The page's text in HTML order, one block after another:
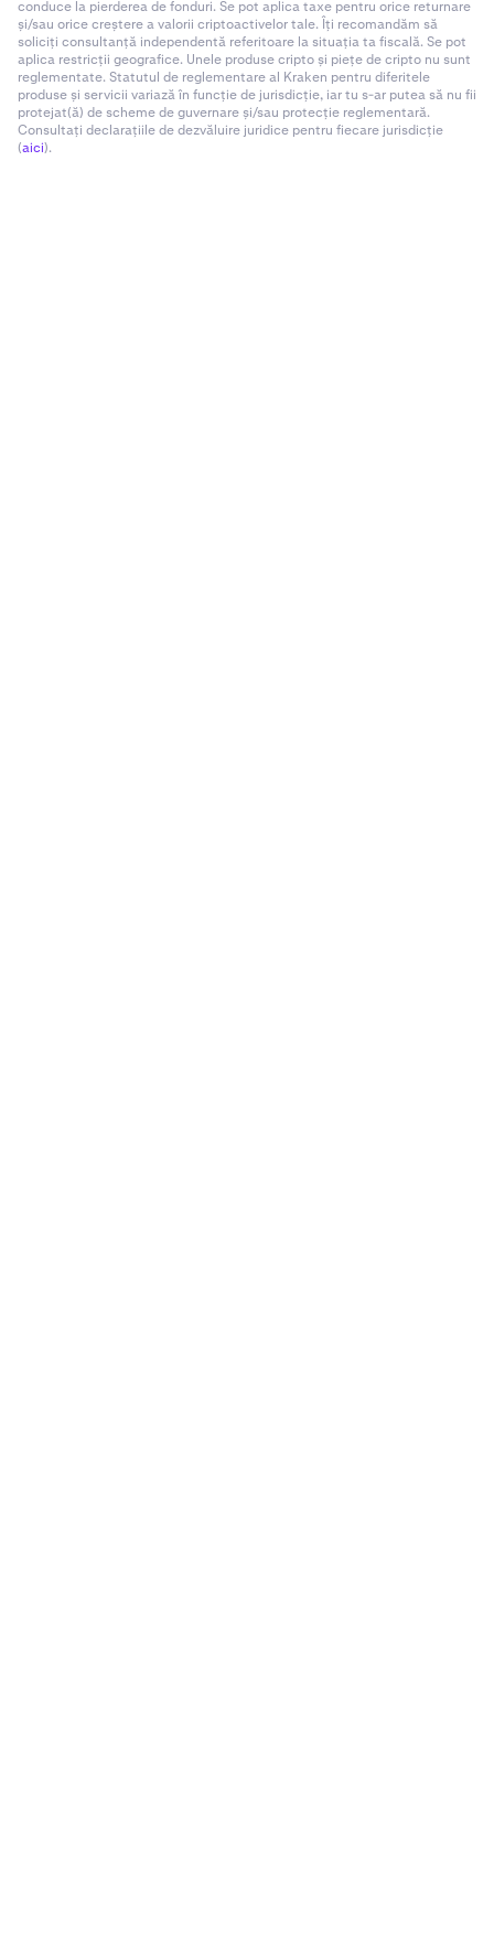
conduce la pierderea de fonduri. Se pot aplica taxe pentru orice returnare
și/sau orice creștere a valorii criptoactivelor tale. Îți recomandăm să
soliciți consultanță independentă referitoare la situația ta fiscală. Se pot
aplica restricții geografice. Unele produse cripto și piețe de cripto nu sunt
reglementate. Statutul de reglementare al Kraken pentru diferitele
produse și servicii variază în funcție de jurisdicție, iar tu s-ar putea să nu fii
protejat(ă) de scheme de guvernare și/sau protecție reglementară.
Consultați declarațiile de dezvăluire juridice pentru fiecare jurisdicție
(aici).